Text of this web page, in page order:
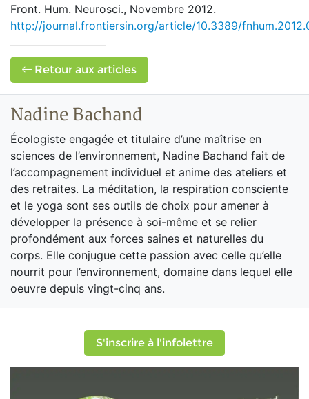
Front. Hum. Neurosci., Novembre 2012.
http://journal.frontiersin.org/article/10.3389/
Retour aux articles
Nadine Bachand
Écologiste engagée et titulaire d’une maîtrise en
sciences de l’environnement, Nadine Bachand fait de
l’accompagnement individuel et anime des ateliers et
des retraites. La méditation, la respiration consciente
et le yoga sont ses outils de choix pour amener à
développer la présence à soi-même et se relier
profondément aux forces saines et naturelles du
corps. Elle conjugue cette passion avec celle qu’elle
nourrit pour l’environnement, domaine dans lequel elle
oeuvre depuis vingt-cinq ans.
S'inscrire à l'infolettre